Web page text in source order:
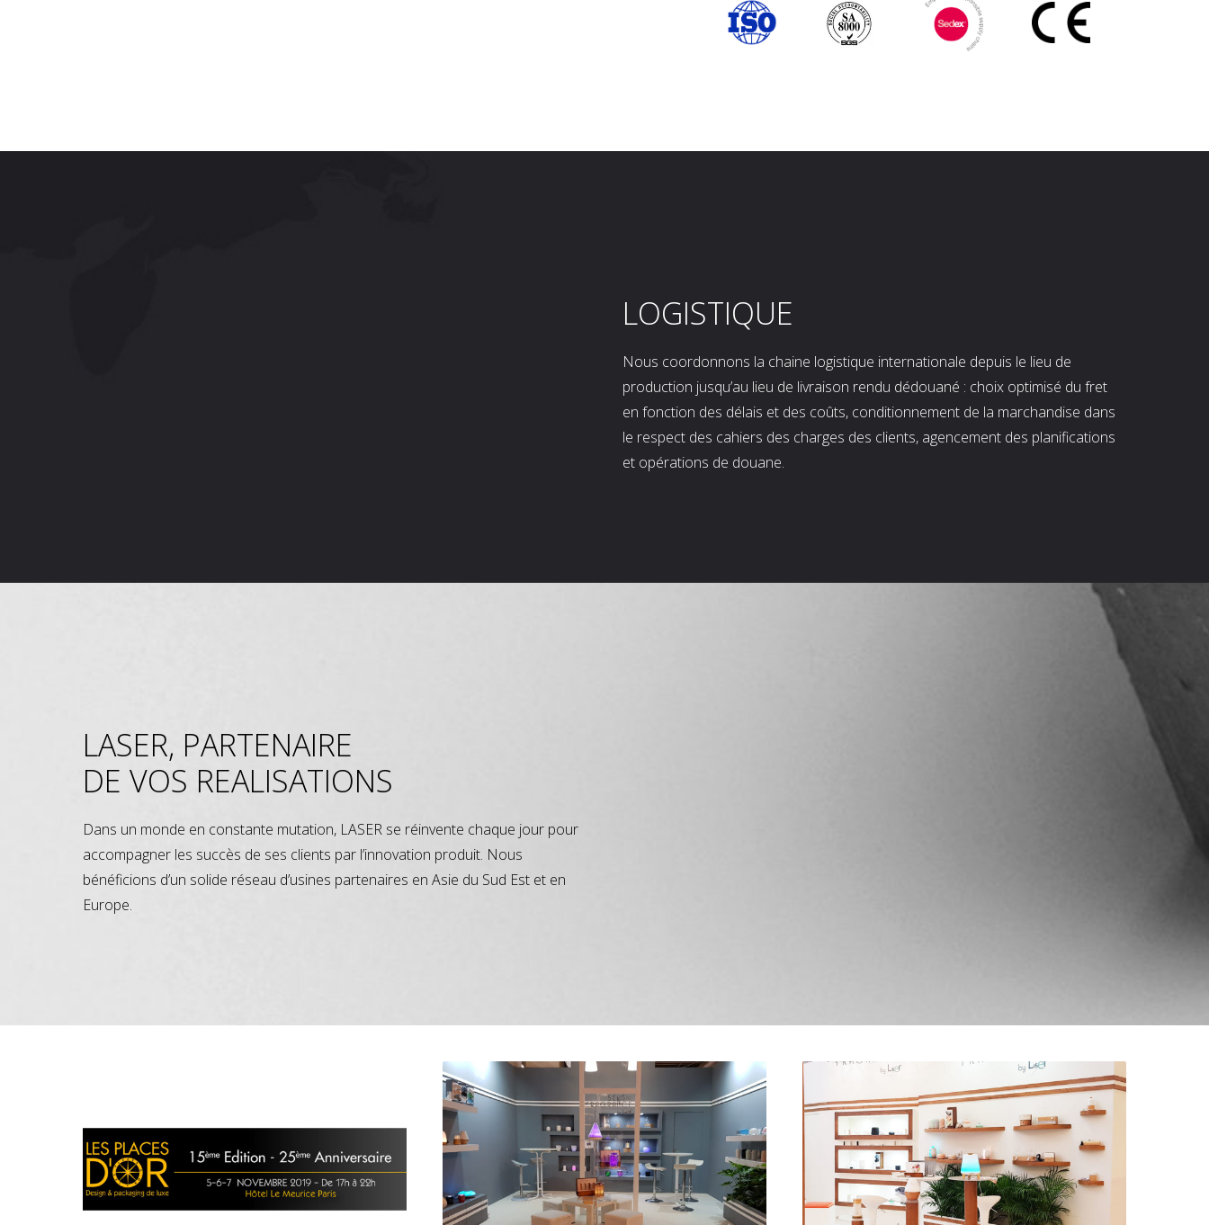
LOGISTIQUE
Nous coordonnons la chaine logistique internationale depuis le lieu de
production jusqu’au lieu de livraison rendu dédouané : choix optimisé du fret
en fonction des délais et des coûts, conditionnement de la marchandise dans
le respect des cahiers des charges des clients, agencement des planifications
et opérations de douane.
LASER, PARTENAIRE
DE VOS REALISATIONS
Dans un monde en constante mutation, LASER se réinvente chaque jour pour
accompagner les succès de ses clients par l’innovation produit. Nous
bénéficions d’un solide réseau d’usines partenaires en Asie du Sud Est et en
Europe.